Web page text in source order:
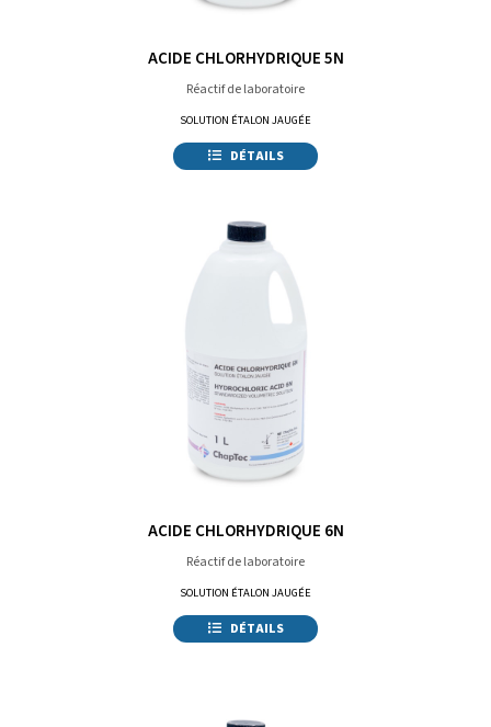
ACIDE CHLORHYDRIQUE 5N
Réactif de laboratoire
SOLUTION ÉTALON JAUGÉE
DÉTAILS
ACIDE CHLORHYDRIQUE 6N
Réactif de laboratoire
SOLUTION ÉTALON JAUGÉE
DÉTAILS